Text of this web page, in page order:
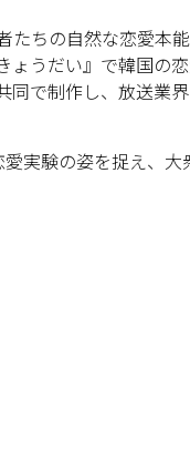
たちの自然な恋愛本
うだい』で韓国の
で制作し、放送業
実験の姿を捉え、大